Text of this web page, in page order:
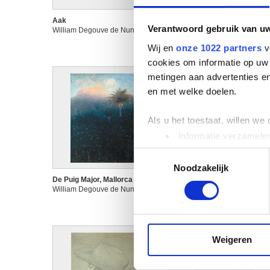
Verantwoord gebruik van
Wij en onze 1022 partners
cookies om informatie op
metingen aan advertenties
en met welke doelen.
Als u het toestaat, willen we
Informatie
Uw apparaat
Lees meer over hoe uw
media, adverteren en
Noodzakelijk
Weigeren
Aak
William Degouve de Nuncques
Brussel
De Puig Major, Mallorca
William Degouve de Nuncques
De scheepswerven te
Huysen
William Degouve de Nuncques